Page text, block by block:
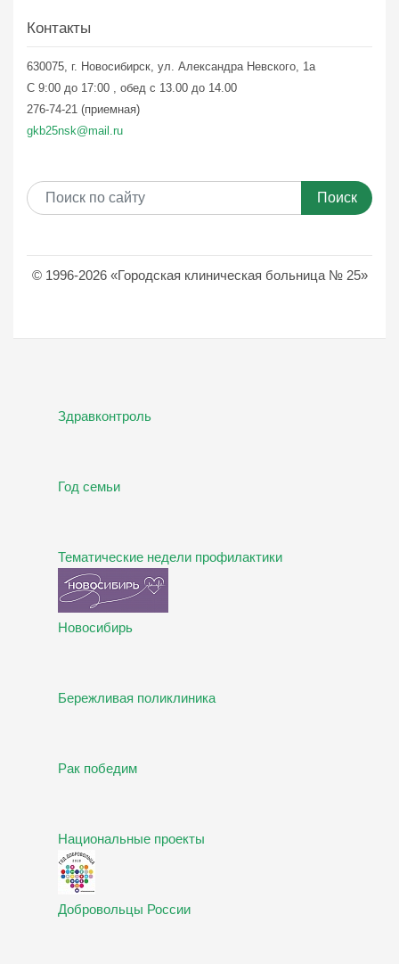
Контакты
630075, г. Новосибирск, ул. Александра Невского, 1а
С 9:00 до 17:00 , обед с 13.00 до 14.00
276-74-21 (приемная)
gkb25nsk@mail.ru
Поиск
© 1996-2026 «Городская клиническая больница № 25»
Здравконтроль
Год семьи
Тематические недели профилактики
Новосибирь
Бережливая поликлиника
Рак победим
Национальные проекты
Добровольцы России